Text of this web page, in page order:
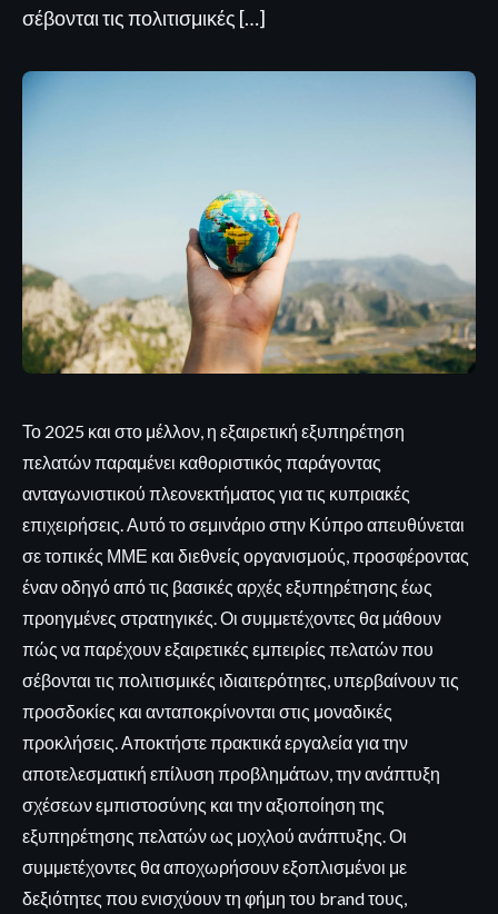
σέβονται τις πολιτισμικές […]
Το 2025 και στο μέλλον, η εξαιρετική εξυπηρέτηση
πελατών παραμένει καθοριστικός παράγοντας
ανταγωνιστικού πλεονεκτήματος για τις κυπριακές
επιχειρήσεις. Αυτό το σεμινάριο στην Κύπρο απευθύνεται
σε τοπικές ΜΜΕ και διεθνείς οργανισμούς, προσφέροντας
έναν οδηγό από τις βασικές αρχές εξυπηρέτησης έως
προηγμένες στρατηγικές. Οι συμμετέχοντες θα μάθουν
πώς να παρέχουν εξαιρετικές εμπειρίες πελατών που
σέβονται τις πολιτισμικές ιδιαιτερότητες, υπερβαίνουν τις
προσδοκίες και ανταποκρίνονται στις μοναδικές
προκλήσεις. Αποκτήστε πρακτικά εργαλεία για την
αποτελεσματική επίλυση προβλημάτων, την ανάπτυξη
σχέσεων εμπιστοσύνης και την αξιοποίηση της
εξυπηρέτησης πελατών ως μοχλού ανάπτυξης. Οι
συμμετέχοντες θα αποχωρήσουν εξοπλισμένοι με
δεξιότητες που ενισχύουν τη φήμη του brand τους,